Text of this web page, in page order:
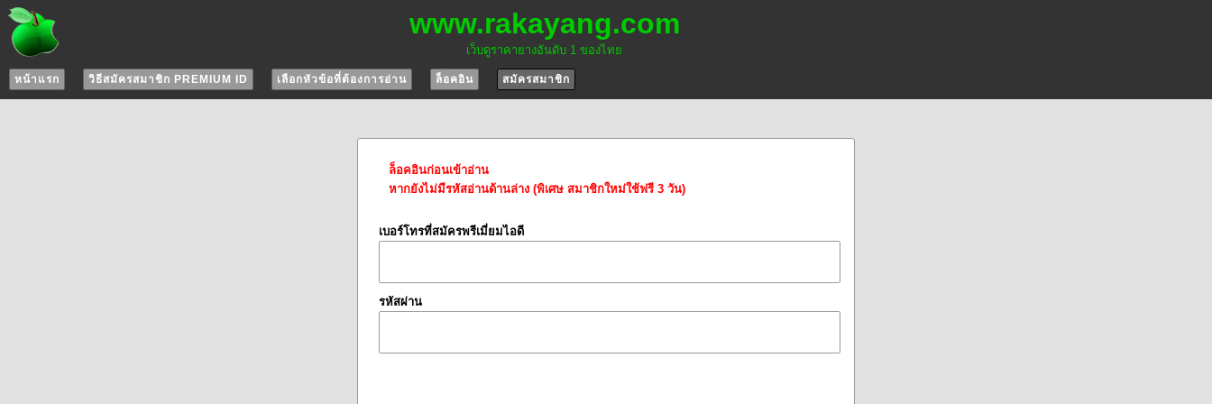
www.rakayang.com
เว็บดูราคายางอันดับ 1 ของไทย
หน้าแรก วิธีสมัครสมาชิก PREMIUM ID เลือกหัวข้อที่ต้องการอ่าน ล็อคอิน สมัครสมาชิก
ล็อคอินก่อนเข้าอ่าน
หากยังไม่มีรหัสอ่านด้านล่าง (พิเศษ สมาชิกใหม่ใช้ฟรี 3 วัน)
เบอร์โทรที่สมัครพรีเมี่ยมไอดี
รหัสผ่าน